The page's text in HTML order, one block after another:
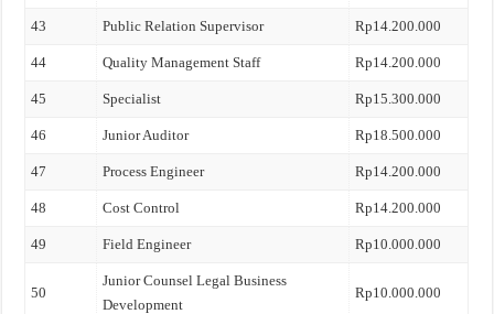
43 Public Relation Supervisor Rp14.200.000
44 Quality Management Staff Rp14.200.000
45 Specialist Rp15.300.000
46 Junior Auditor Rp18.500.000
47 Process Engineer Rp14.200.000
48 Cost Control Rp14.200.000
49 Field Engineer Rp10.000.000
50
Junior Counsel Legal Business
Development
Rp10.000.000